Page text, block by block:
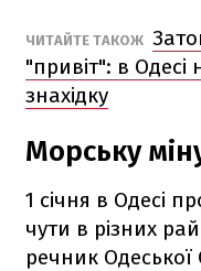
ЧИТАЙТЕ ТАКОЖ
"привіт": в
знахідку
Морську
1 січня в Одесі
чути в різних
речник Одеської